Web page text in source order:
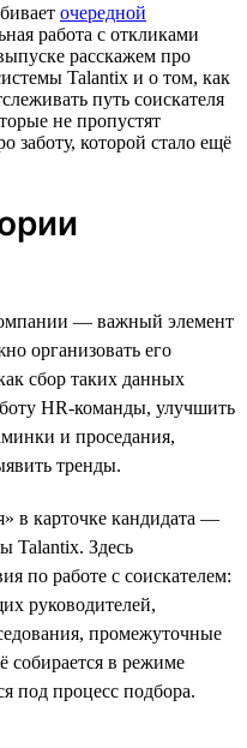
очередной
работа с откликами
расскажем про
Talantix и о том, как
путь соискателя
не пропустят
заботу, которой стало ещё
— важный элемент
организовать его
сбор таких данных
HR-команды, улучшить
и проседания,
тренды.
в карточке кандидата —
Talantix. Здесь
по работе с соискателем:
руководителей,
промежуточные
в режиме
под процесс подбора.